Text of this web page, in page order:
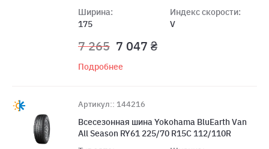
Ширина:
175
Индекс скорости:
V
7 265 7 047 ₴
Подробнее
Артикул:: 144216
Всесезонная шина Yokohama BluEarth Van
All Season RY61 225/70 R15C 112/110R